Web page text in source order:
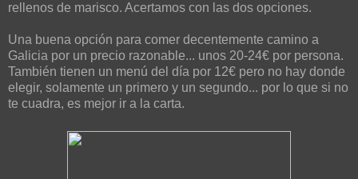
rellenos de marisco. Acertamos con las dos opciones.
Una buena opción para comer decentemente camino a
Galicia por un precio razonable... unos 20-24€ por persona.
También tienen un menú del día por 12€ pero no hay donde
elegir, solamente un primero y un segundo... por lo que si no
te cuadra, es mejor ir a la carta.